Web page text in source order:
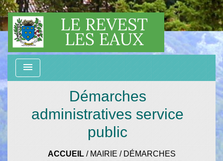
menu
Démarches
administratives service
public
ACCUEIL/ MAIRIE / DÉMARCHES